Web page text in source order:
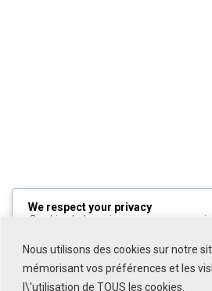
Nous utilisons des cookies sur notre
mémorisant vos préférences et les
l\'utilisation de TOUS les cookies.
We respect your privacy
Cookies help us improve your
Allto decline non-essential cookies.